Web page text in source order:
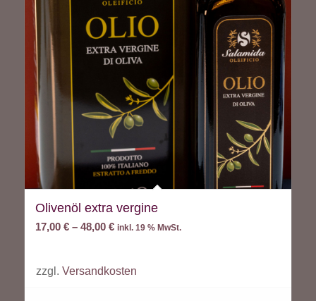
Olivenöl extra vergine
17,00 €– 48,00 € inkl. 19 % MwSt.
zzgl. Versandkosten